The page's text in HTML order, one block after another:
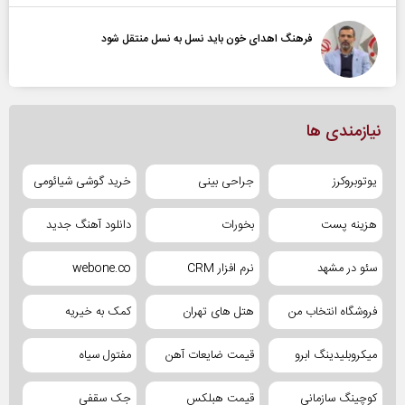
فرهنگ اهدای خون باید نسل به نسل منتقل شود
نیازمندی ها
یوتوبروکرز جراحی بینی خرید گوشی شیائومی
هزینه پست بخورات دانلود آهنگ جدید
سئو در مشهد نرم افزار CRM webone.co
فروشگاه انتخاب من هتل های تهران کمک به خیریه
میکروبلیدینگ ابرو قیمت ضایعات آهن مفتول سیاه
کوچینگ سازمانی قیمت هبلکس جک سقفی